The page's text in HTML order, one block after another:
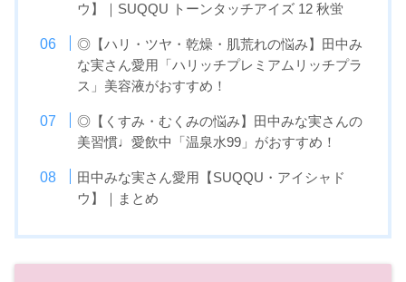
ウ】｜SUQQU トーンタッチアイズ 12 秋蛍
◎【ハリ・ツヤ・乾燥・肌荒れの悩み】田中み
な実さん愛用「ハリッチプレミアムリッチプラ
ス」美容液がおすすめ！
◎【くすみ・むくみの悩み】田中みな実さんの
美習慣♩愛飲中「温泉水99」がおすすめ！
田中みな実さん愛用【SUQQU・アイシャド
ウ】｜まとめ